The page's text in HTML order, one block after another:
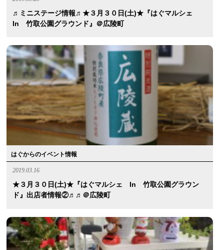
♬ミニステージ情報♬★３月３０日(土)★『はぐマルシェ
In 竹取公園グラウンド』＠広陵町
はぐからのイベント情報
2019.03.16
★３月３０日(土)★『はぐマルシェ In 竹取公園グラウン
ド』出店者情報②♬♬＠広陵町